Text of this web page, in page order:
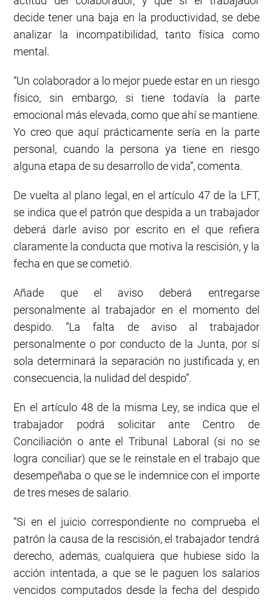
decide tener una baja en la productividad, se debe
analizar la incompatibilidad, tanto física como
mental.
“Un colaborador a lo mejor puede estar en un riesgo
físico, sin embargo, si tiene todavía la parte
emocional más elevada, como que ahí se mantiene.
Yo creo que aquí prácticamente sería en la parte
personal, cuando la persona ya tiene en riesgo
alguna etapa de su desarrollo de vida”, comenta.
De vuelta al plano legal, en el artículo 47 de la LFT,
se indica que el patrón que despida a un trabajador
deberá darle aviso por escrito en el que refiera
claramente la conducta que motiva la rescisión, y la
fecha en que se cometió.
Añade que el aviso deberá entregarse
personalmente al trabajador en el momento del
despido. “La falta de aviso al trabajador
personalmente o por conducto de la Junta, por sí
sola determinará la separación no justificada y, en
consecuencia, la nulidad del despido”.
En el artículo 48 de la misma Ley, se indica que el
trabajador podrá solicitar ante Centro de
Conciliación o ante el Tribunal Laboral (si no se
logra conciliar) que se le reinstale en el trabajo que
desempeñaba o que se le indemnice con el importe
de tres meses de salario.
“Si en el juicio correspondiente no comprueba el
patrón la causa de la rescisión, el trabajador tendrá
derecho, además, cualquiera que hubiese sido la
acción intentada, a que se le paguen los salarios
vencidos computados desde la fecha del despido